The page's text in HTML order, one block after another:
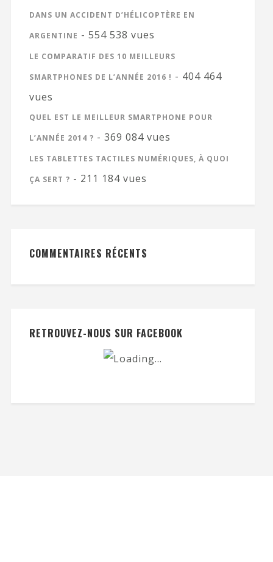
DANS UN ACCIDENT D’HÉLICOPTÈRE EN
ARGENTINE - 554 538 vues
LE COMPARATIF DES 10 MEILLEURS
SMARTPHONES DE L’ANNÉE 2016 ! - 404 464
vues
QUEL EST LE MEILLEUR SMARTPHONE POUR
L’ANNÉE 2014 ? - 369 084 vues
LES TABLETTES TACTILES NUMÉRIQUES, À QUOI
ÇA SERT ? - 211 184 vues
COMMENTAIRES RÉCENTS
RETROUVEZ-NOUS SUR FACEBOOK